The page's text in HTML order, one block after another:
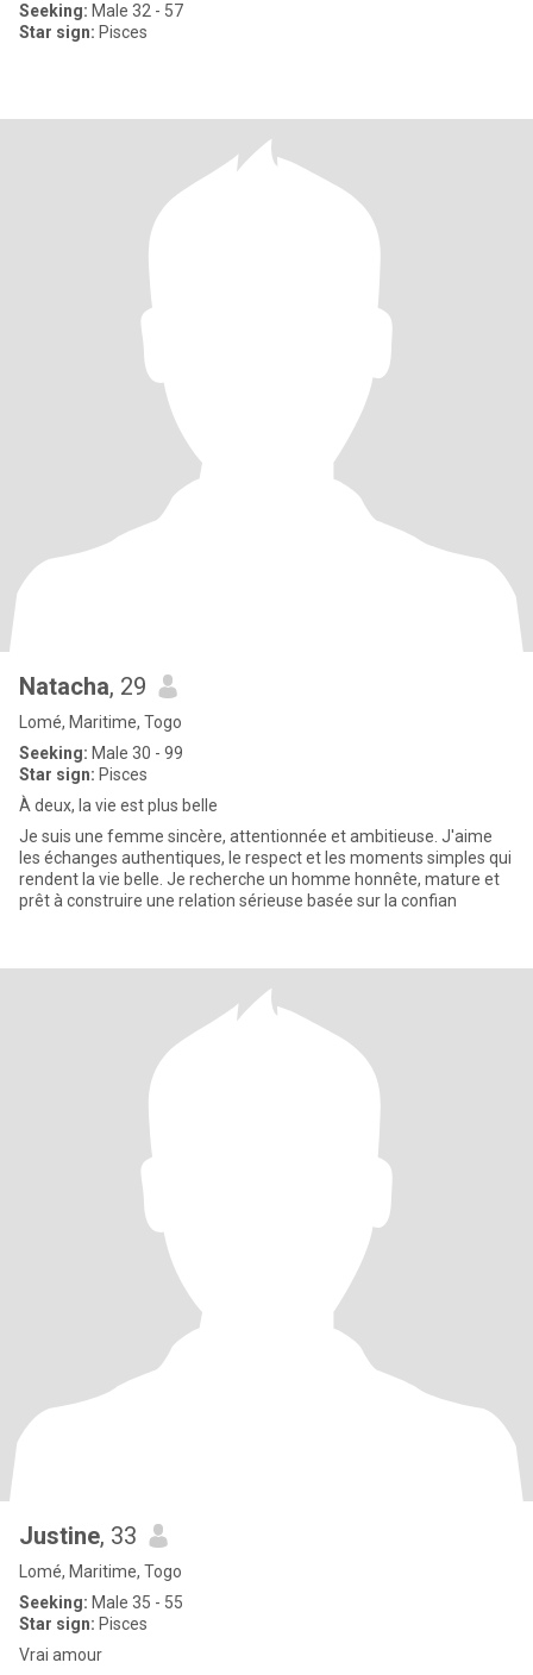
Seeking: Male 32 - 57
Star sign: Pisces
Natacha, 29
Lomé, Maritime, Togo
Seeking: Male 30 - 99
Star sign: Pisces
À deux, la vie est plus belle
Je suis une femme sincère, attentionnée et ambitieuse. J'aime
les échanges authentiques, le respect et les moments simples qui
rendent la vie belle. Je recherche un homme honnête, mature et
prêt à construire une relation sérieuse basée sur la confian
Justine, 33
Lomé, Maritime, Togo
Seeking: Male 35 - 55
Star sign: Pisces
Vrai amour